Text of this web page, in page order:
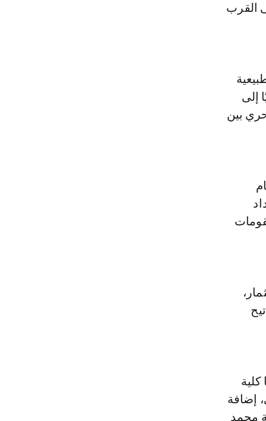
القرب
إلى
بين
كلية
إضافة
محمد